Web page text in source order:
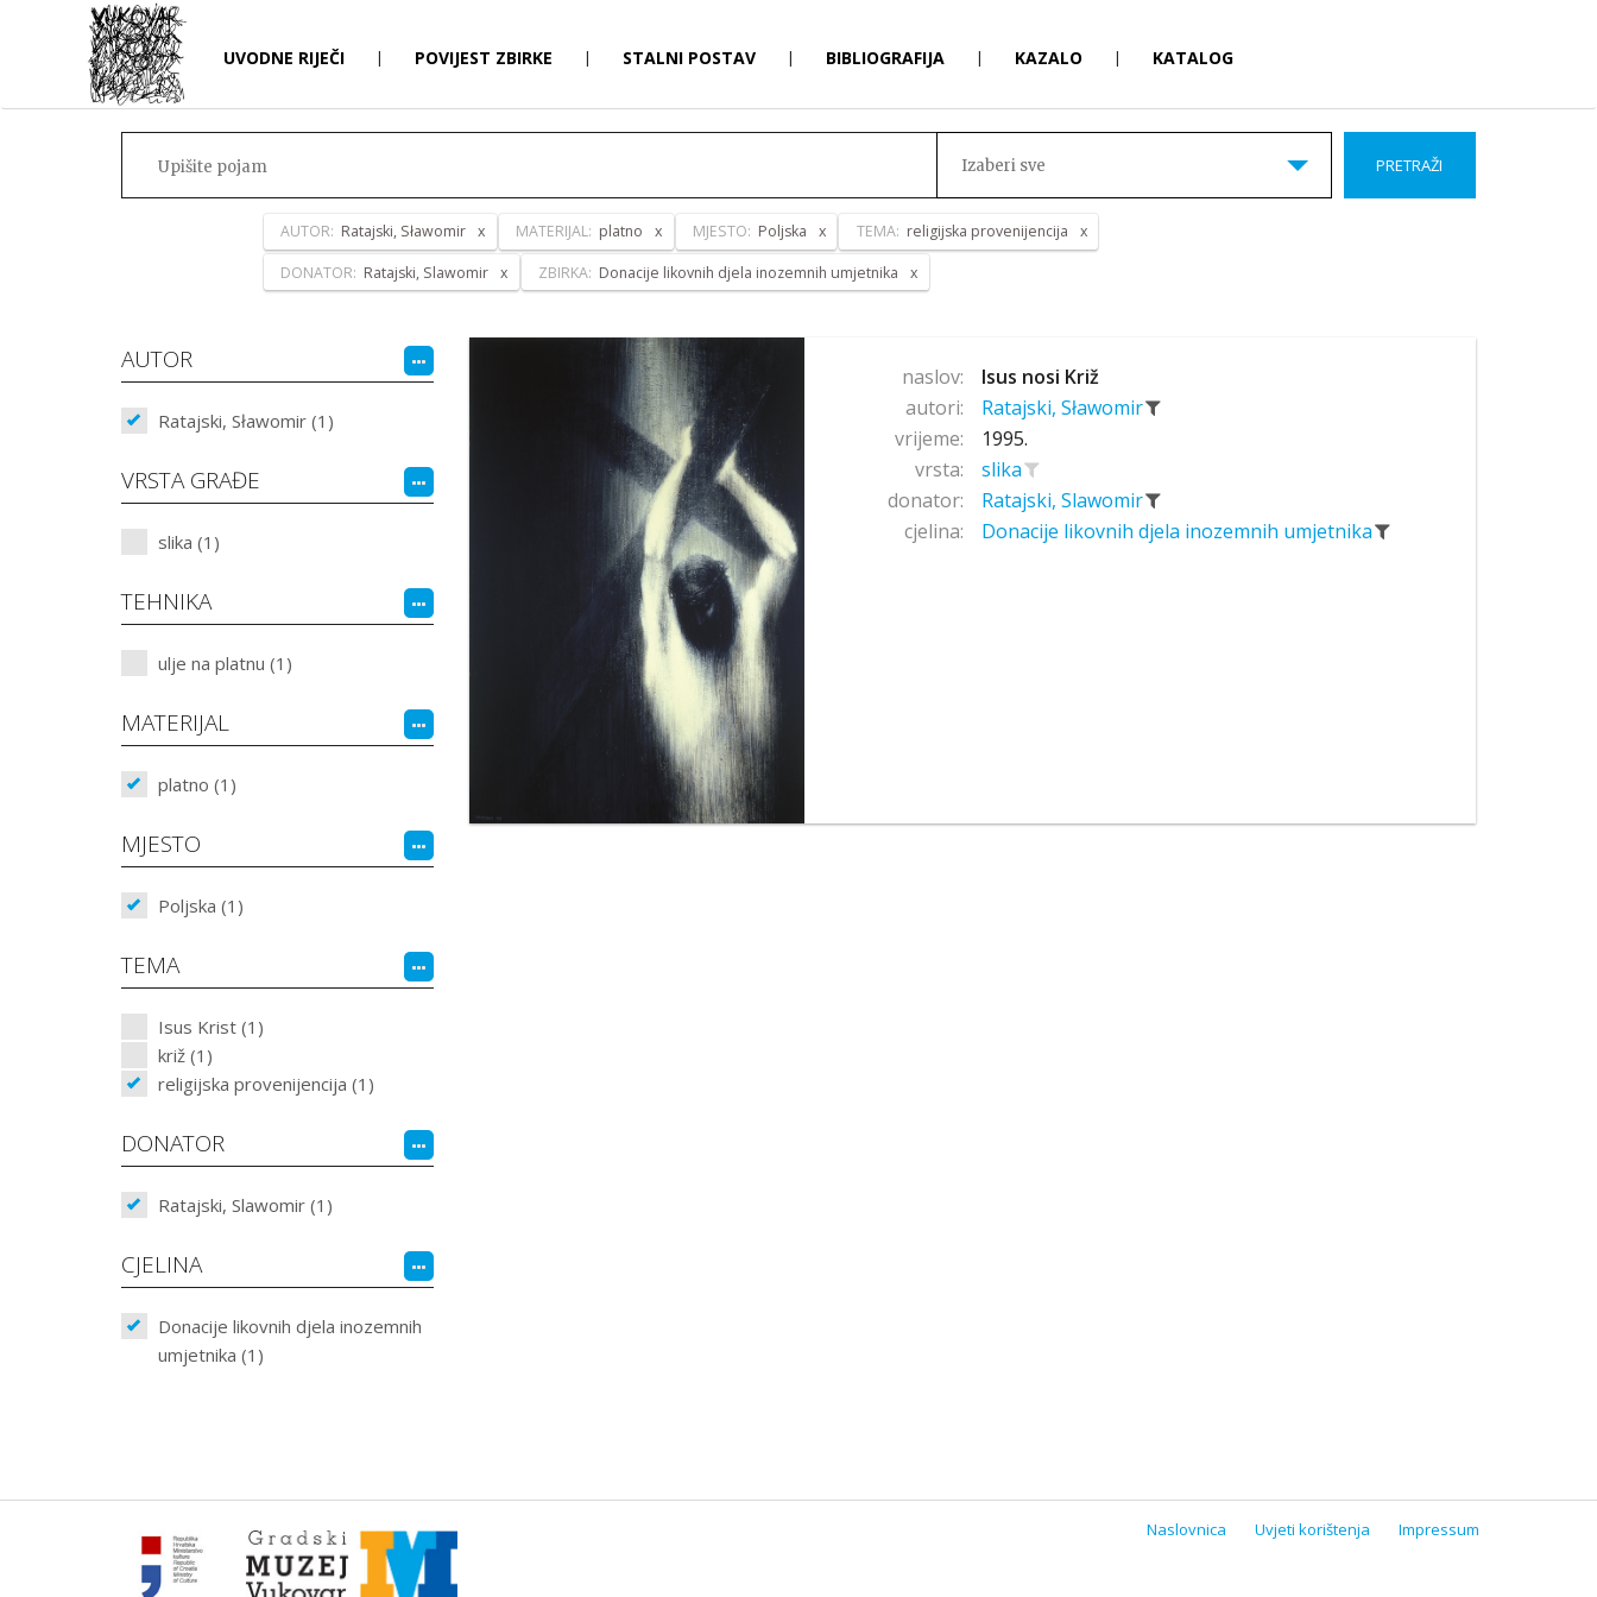
UVODNE RIJEČI | POVIJEST ZBIRKE | STALNI POSTAV | BIBLIOGRAFIJA | KAZALO | KATALOG
Izaberi sve PRETRAŽI
AUTOR: Ratajski, Sławomir MATERIJAL: platno MJESTO: Poljska TEMA: religijska provenijencija
DONATOR: Ratajski, Slawomir ZBIRKA: Donacije likovnih djela inozemnih umjetnika
AUTOR
Ratajski, Sławomir (1)
VRSTA GRAĐE
slika (1)
TEHNIKA
ulje na platnu (1)
MATERIJAL
platno (1)
MJESTO
Poljska (1)
TEMA
Isus Krist (1)
križ (1)
religijska provenijencija (1)
DONATOR
Ratajski, Slawomir (1)
CJELINA
Donacije likovnih djela inozemnih
umjetnika (1)
naslov:
Isus nosi Križ
autori:
Ratajski, Sławomir
vrijeme:
1995.
vrsta:
slika
donator:
Ratajski, Slawomir
cjelina:
Donacije likovnih djela inozemnih umjetnika
Naslovnica Uvjeti korištenja Impressum